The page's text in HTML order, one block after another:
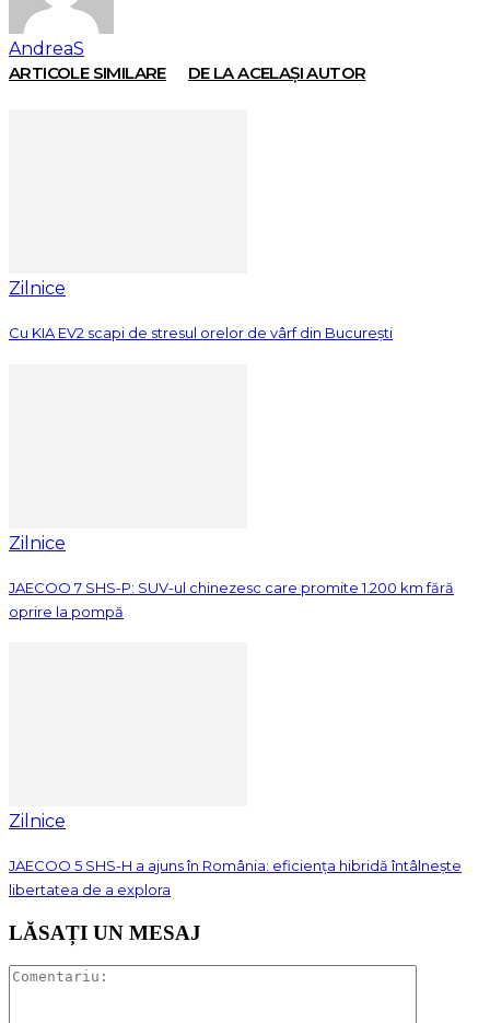
AndreaS
ARTICOLE SIMILARE
DE LA ACELAȘI AUTOR
Zilnice
Cu KIA EV2 scapi de stresul orelor de vârf din București
Zilnice
JAECOO 7 SHS-P: SUV-ul chinezesc care promite 1.200 km fără
oprire la pompă
Zilnice
JAECOO 5 SHS-H a ajuns în România: eficiența hibridă întâlnește
libertatea de a explora
LĂSAȚI UN MESAJ